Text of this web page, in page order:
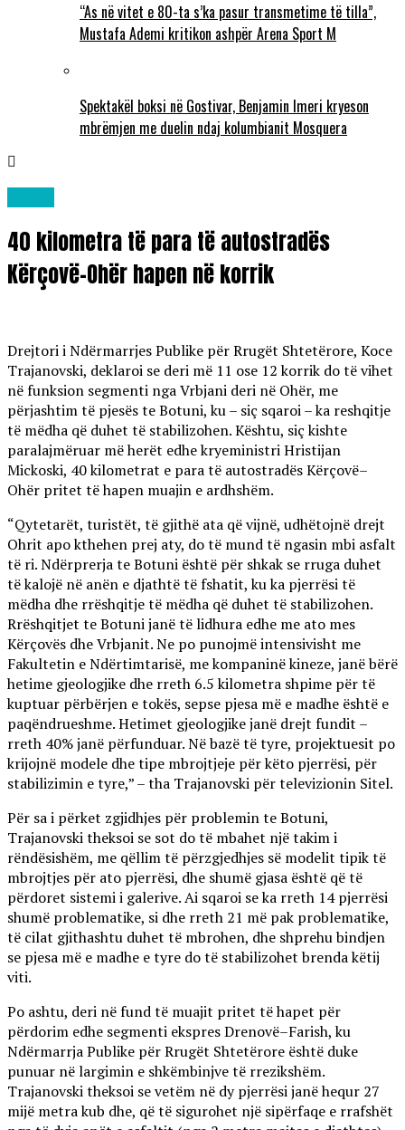
“As në vitet e 80-ta s’ka pasur transmetime të tilla”,
Mustafa Ademi kritikon ashpër Arena Sport M
Spektakël boksi në Gostivar, Benjamin Imeri kryeson
mbrëmjen me duelin ndaj kolumbianit Mosquera
40 kilometra të para të autostradës
Kërçovë–Ohër hapen në korrik
Drejtori i Ndërmarrjes Publike për Rrugët Shtetërore, Koce
Trajanovski, deklaroi se deri më 11 ose 12 korrik do të vihet
në funksion segmenti nga Vrbjani deri në Ohër, me
përjashtim të pjesës te Botuni, ku – siç sqaroi – ka reshqitje
të mëdha që duhet të stabilizohen. Kështu, siç kishte
paralajmëruar më herët edhe kryeministri Hristijan
Mickoski, 40 kilometrat e para të autostradës Kërçovë–
Ohër pritet të hapen muajin e ardhshëm.
“Qytetarët, turistët, të gjithë ata që vijnë, udhëtojnë drejt
Ohrit apo kthehen prej aty, do të mund të ngasin mbi asfalt
të ri. Ndërprerja te Botuni është për shkak se rruga duhet
të kalojë në anën e djathtë të fshatit, ku ka pjerrësi të
mëdha dhe rrëshqitje të mëdha që duhet të stabilizohen.
Rrëshqitjet te Botuni janë të lidhura edhe me ato mes
Kërçovës dhe Vrbjanit. Ne po punojmë intensivisht me
Fakultetin e Ndërtimtarisë, me kompaninë kineze, janë bërë
hetime gjeologjike dhe rreth 6.5 kilometra shpime për të
kuptuar përbërjen e tokës, sepse pjesa më e madhe është e
paqëndrueshme. Hetimet gjeologjike janë drejt fundit –
rreth 40% janë përfunduar. Në bazë të tyre, projektuesit po
krijojnë modele dhe tipe mbrojtjeje për këto pjerrësi, për
stabilizimin e tyre,” – tha Trajanovski për televizionin Sitel.
Për sa i përket zgjidhjes për problemin te Botuni,
Trajanovski theksoi se sot do të mbahet një takim i
rëndësishëm, me qëllim të përzgjedhjes së modelit tipik të
mbrojtjes për ato pjerrësi, dhe shumë gjasa është që të
përdoret sistemi i galerive. Ai sqaroi se ka rreth 14 pjerrësi
shumë problematike, si dhe rreth 21 më pak problematike,
të cilat gjithashtu duhet të mbrohen, dhe shprehu bindjen
se pjesa më e madhe e tyre do të stabilizohet brenda këtij
viti.
Po ashtu, deri në fund të muajit pritet të hapet për
përdorim edhe segmenti ekspres Drenovë–Farish, ku
Ndërmarrja Publike për Rrugët Shtetërore është duke
punuar në largimin e shkëmbinjve të rrezikshëm.
Trajanovski theksoi se vetëm në dy pjerrësi janë hequr 27
mijë metra kub dhe, që të sigurohet një sipërfaqe e rrafshët